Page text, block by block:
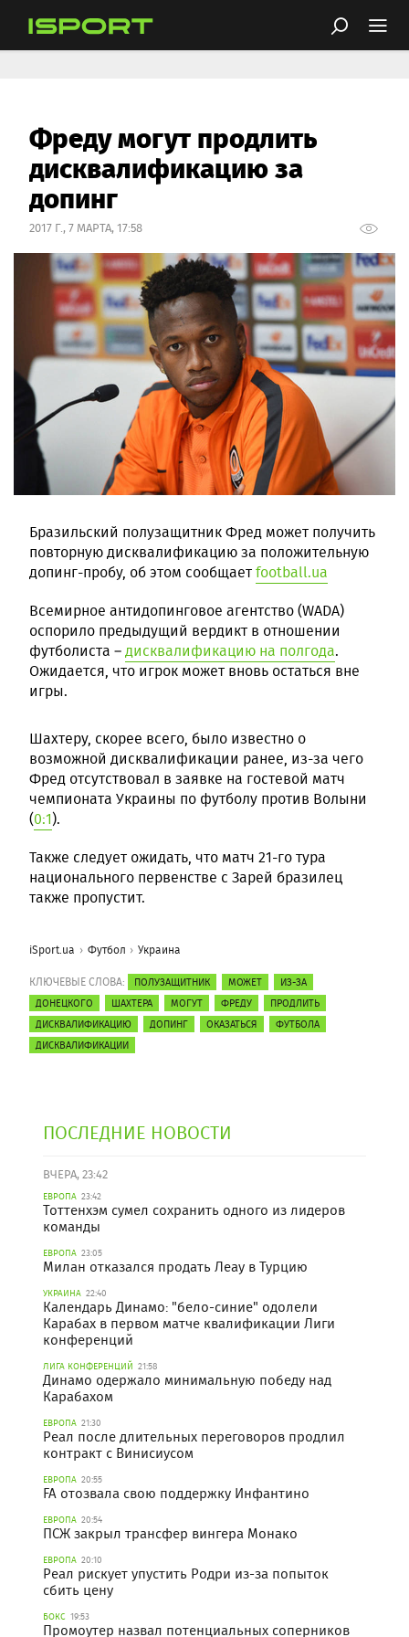
Фреду могут продлить
дисквалификацию за
допинг
2017 Г., 7 МАРТА, 17:58
Бразильский полузащитник Фред может получить
повторную дисквалификацию за положительную
допинг-пробу, об этом сообщаетfootball.ua
Всемирное антидопинговое агентство (WADA)
оспорило предыдущий вердикт в отношении
футболиста –дисквалификацию на полгода.
Ожидается, что игрок может вновь остаться вне
игры.
Шахтеру, скорее всего, было известно о
возможной дисквалификации ранее, из-за чего
Фред отсутствовал в заявке на гостевой матч
чемпионата Украины по футболу против Волыни
(0:1).
Также следует ожидать, что матч 21-го тура
национального первенстве с Зарей бразилец
также пропустит.
iSport.ua Футбол Украина
КЛЮЧЕВЫЕ СЛОВА: ПОЛУЗАЩИТНИК МОЖЕТ
ИЗ-ЗА
ДОНЕЦКОГО
ШАХТЕРА МОГУТ ФРЕДУ
ПРОДЛИТЬ
ДИСКВАЛИФИКАЦИЮ
ДОПИНГ ОКАЗАТЬСЯ
ФУТБОЛА
ДИСКВАЛИФИКАЦИИ
ПОСЛЕДНИЕ НОВОСТИ
ВЧЕРА, 23:42
ЕВРОПА 23:42
Тоттенхэм сумел сохранить одного из лидеров
команды
ЕВРОПА 23:05
Милан отказался продать Леау в Турцию
УКРАИНА 22:40
Календарь Динамо: "бело-синие" одолели
Карабах в первом матче квалификации Лиги
конференций
ЛИГА КОНФЕРЕНЦИЙ 21:58
Динамо одержало минимальную победу над
Карабахом
ЕВРОПА 21:30
Реал после длительных переговоров продлил
контракт с Винисиусом
ЕВРОПА 20:55
FA отозвала свою поддержку Инфантино
ЕВРОПА 20:54
ПСЖ закрыл трансфер вингера Монако
ЕВРОПА 20:10
Реал рискует упустить Родри из-за попыток
сбить цену
БОКС 19:53
Промоутер назвал потенциальных соперников